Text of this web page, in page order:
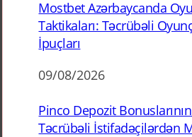
Mostbet Azərbaycanda
Taktikaları: Təcrübəli
İpuçları
09/08/2026
Pinco Depozit
Təcrübəli İstifadəçilərdən